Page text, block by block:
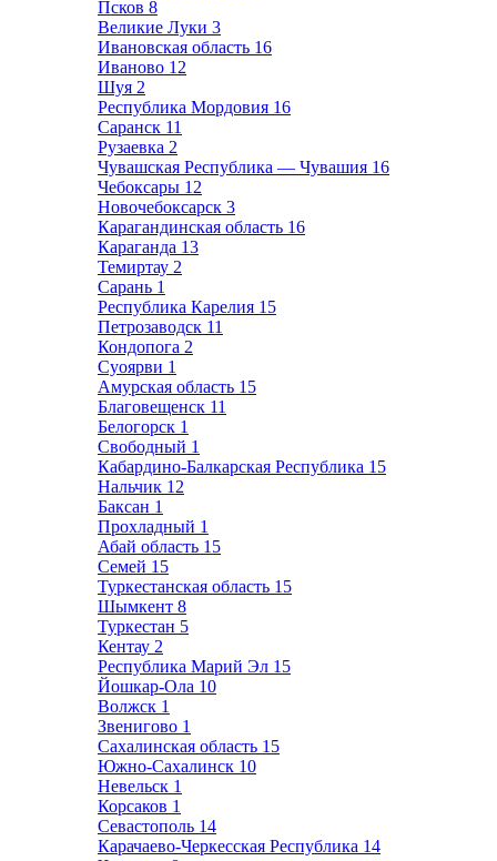
Псков 8
Великие Луки 3
Ивановская область 16
Иваново 12
Шуя 2
Республика Мордовия 16
Саранск 11
Рузаевка 2
Чувашская Республика — Чувашия 16
Чебоксары 12
Новочебоксарск 3
Карагандинская область 16
Караганда 13
Темиртау 2
Сарань 1
Республика Карелия 15
Петрозаводск 11
Кондопога 2
Суоярви 1
Амурская область 15
Благовещенск 11
Белогорск 1
Свободный 1
Кабардино-Балкарская Республика 15
Нальчик 12
Баксан 1
Прохладный 1
Абай область 15
Семей 15
Туркестанская область 15
Шымкент 8
Туркестан 5
Кентау 2
Республика Марий Эл 15
Йошкар-Ола 10
Волжск 1
Звенигово 1
Сахалинская область 15
Южно-Сахалинск 10
Невельск 1
Корсаков 1
Севастополь 14
Карачаево-Черкесская Республика 14